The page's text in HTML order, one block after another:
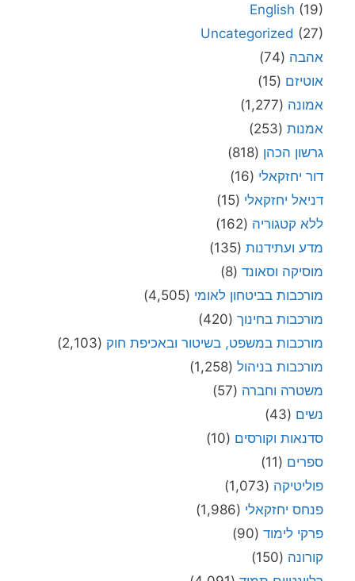
English (19)
Uncategorized (27)
אהבה (74)
אוטיזם (15)
אמונה (1,277)
אמנות (253)
גרשון הכהן (818)
דור יחזקאלי (16)
דניאל יחזקאלי (15)
ללא קטגוריה (162)
מדע ועתידנות (135)
מוסיקה וסאונד (8)
מורכבות בביטחון לאומי (4,505)
מורכבות בחינוך (420)
מורכבות במשפט, בשיטור ובאכיפת חוק (2,103)
מורכבות בניהול (1,258)
משטרה וחברה (57)
נשים (43)
סדנאות וקורסים (10)
ספרים (11)
פוליטיקה (1,073)
פנחס יחזקאלי (1,986)
פרקי לימוד (90)
קורונה (150)